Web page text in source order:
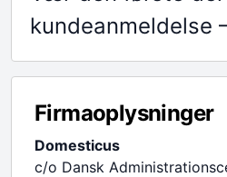
kundeanmeldelse
Firmaoplysninger
Domesticus
c/o Dansk